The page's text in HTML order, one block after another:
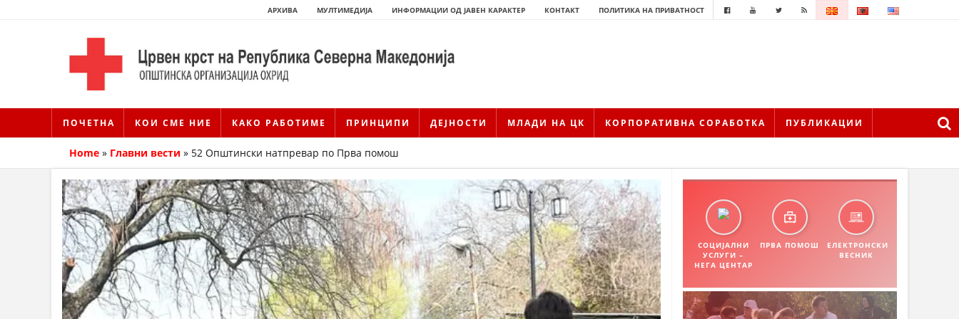
АРХИВА МУЛТИМЕДИЈА ИНФОРМАЦИИ ОД ЈАВЕН КАРАКТЕР КОНТАКТ ПОЛИТИКА НА ПРИВАТНОСТ
ПОЧЕТНА КОИ СМЕ НИЕ КАКО РАБОТИМЕ ПРИНЦИПИ ДЕЈНОСТИ МЛАДИ НА ЦК КОРПОРАТИВНА СОРАБОТКА ПУБЛИКАЦИИ
ИСТОРИЈАТ НА ЦКРМ
ИСТОРИЈАТ НА ДВИЖЕЊЕТО
Home » Главни вести » 52 Општински натпревар по Прва помош
СОЦИЈАЛНИ
УСЛУГИ –
НЕГА ЦЕНТАР
ПРВА ПОМОШ
ЕЛЕКТРОНСКИ
ВЕСНИК